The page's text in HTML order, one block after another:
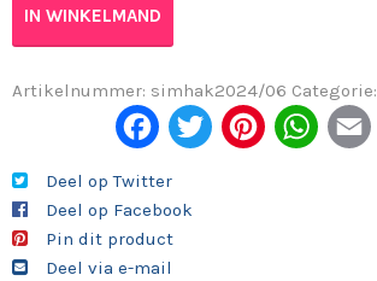
IN WINKELMAND
Artikelnummer: simhak2024/06 Categorie:
Fac
ebo
ok
Twi
Pint
Wh
Deel op Twitter
Deel op Facebook
Pin dit product
Deel via e-mail